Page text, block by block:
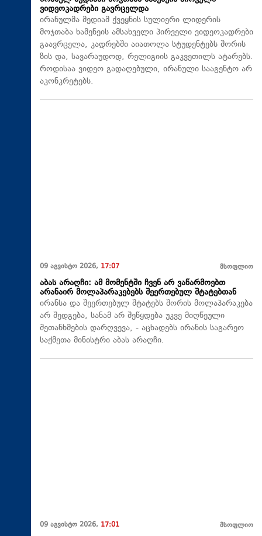
ვიდეოკადრები გავრცელდა
ირანულმა მედიამ ქვეყნის სულიერი ლიდერის
მოჯთაბა ხამენეის ამსახველი პირველი ვიდეოკადრები
გაავრცელა, კადრებში აიათოლა სტუდენტებს შორის
ზის და, სავარაუდოდ, რელიგიის გაკვეთილს ატარებს.
როდისაა ვიდეო გადაღებული, ირანული სააგენტო არ
აკონკრეტებს.
09 აგვისტო 2026, 17:07 მსოფლიო
აბას არაღჩი: ამ მომენტში ჩვენ არ ვაწარმოებთ
არანაირ მოლაპარაკებებს შეერთებულ შტატებთან
ირანსა და შეერთებულ შტატებს შორის მოლაპარაკება
არ შედგება, სანამ არ შეწყდება უკვე მიღწეული
შეთანხმების დარღვევა, - აცხადებს ირანის საგარეო
საქმეთა მინისტრი აბას არაღჩი.
09 აგვისტო 2026, 17:01 მსოფლიო